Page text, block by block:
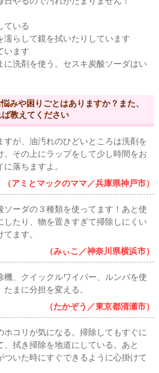
ている
濡らして鏡を拭いたりしています
います
に洗剤を使う。セスキ炭酸ソーダはい
みや困りごとはありますか？また、
教えてください
すが、油汚れのひどいところは洗剤を
その上にラップをして少し時間をお
落ちますよ。
（アミとマックのママ／兵庫県神戸市）
ーダの３種類を使ってます！あと使
したり、物を置きすぎて掃除しにくい
ます。
（みぃこ／神奈川県横浜市）
、クイックルワイパー、ルンバを使
まに分担を変える。
（たかぞう／東京都清瀬市）
コリが気になる。掃除してもすぐに
拭き掃除を地道にしている。あと
いた時にすぐできるように心掛けて